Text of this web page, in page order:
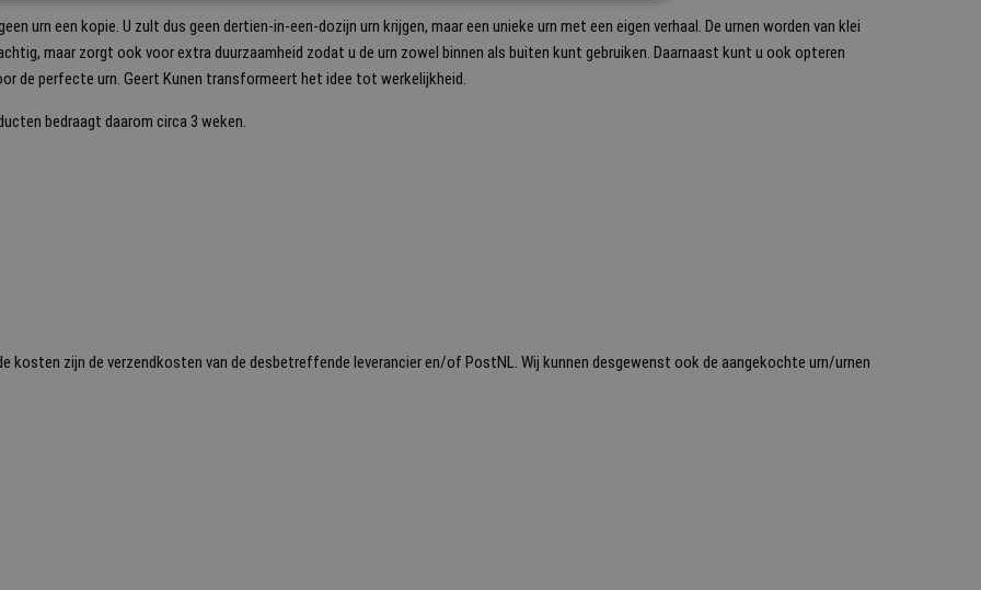
urn een kopie. U zult dus geen dertien-in-een-dozijn urn krijgen, maar een unieke urn met een eigen verhaal. De urnen worden van klei
maar zorgt ook voor extra duurzaamheid zodat u de urn zowel binnen als buiten kunt gebruiken. Daarnaast kunt u ook opteren
de perfecte urn. Geert Kunen transformeert het idee tot werkelijkheid.
bedraagt daarom circa 3 weken.
kosten zijn de verzendkosten van de desbetreffende leverancier en/of PostNL. Wij kunnen desgewenst ook de aangekochte urn/urnen